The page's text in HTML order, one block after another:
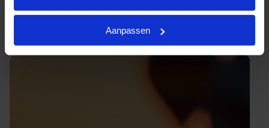
Aanpassen